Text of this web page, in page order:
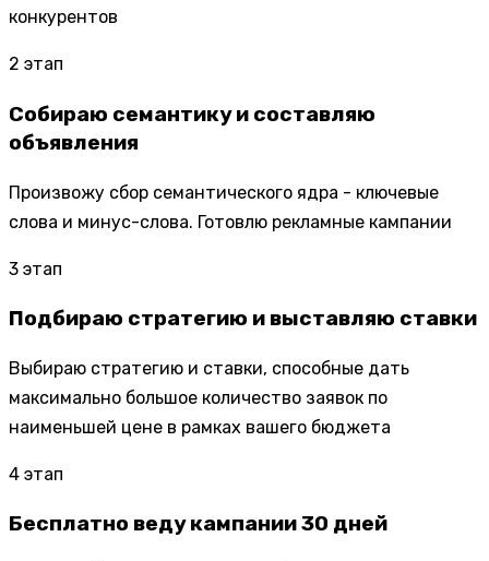
конкурентов
2 этап
Собираю семантику и составляю
объявления
Произвожу сбор семантического ядра - ключевые
слова и минус-слова. Готовлю рекламные кампании
3 этап
Подбираю стратегию и выставляю ставки
Выбираю стратегию и ставки, способные дать
максимально большое количество заявок по
наименьшей цене в рамках вашего бюджета
4 этап
Бесплатно веду кампании 30 дней